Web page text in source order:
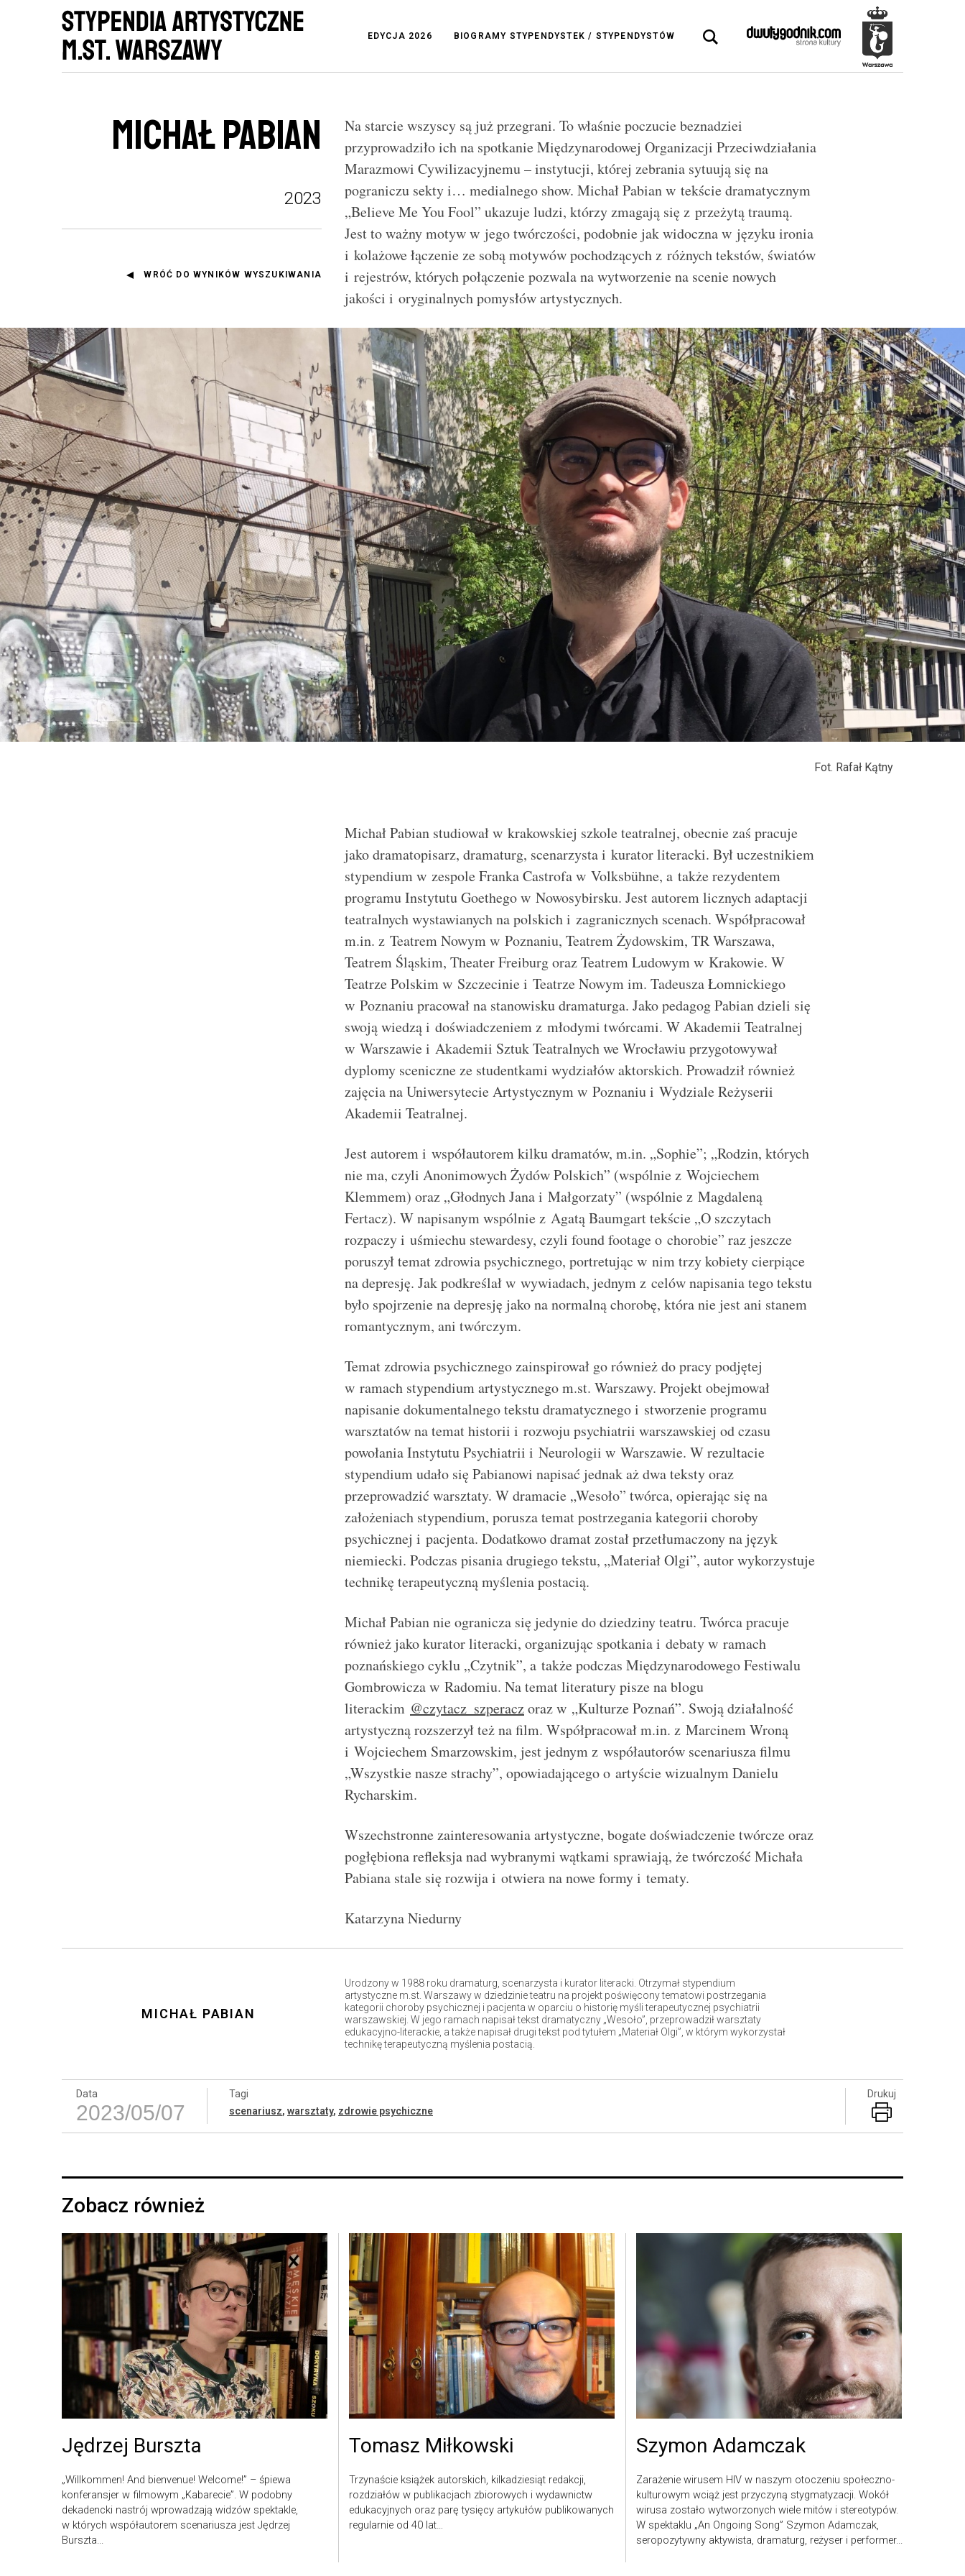
EDYCJA 2026 BIOGRAMY STYPENDYSTEK / STYPENDYSTÓW
MICHAŁ PABIAN
2023
WRÓĆ DO WYNIKÓW WYSZUKIWANIA
Na starcie wszyscy są już przegrani. To właśnie poczucie beznadziei
przyprowadziło ich na spotkanie Międzynarodowej Organizacji Przeciwdziałania
Marazmowi Cywilizacyjnemu – instytucji, której zebrania sytuują się na
pograniczu sekty i… medialnego show. Michał Pabian w tekście dramatycznym
„Believe Me You Fool” ukazuje ludzi, którzy zmagają się z przeżytą traumą.
Jest to ważny motyw w jego twórczości, podobnie jak widoczna w języku ironia
i kolażowe łączenie ze sobą motywów pochodzących z różnych tekstów, światów
i rejestrów, których połączenie pozwala na wytworzenie na scenie nowych
jakości i oryginalnych pomysłów artystycznych.
Fot. Rafał Kątny
Michał Pabian studiował w krakowskiej szkole teatralnej, obecnie zaś pracuje
jako dramatopisarz, dramaturg, scenarzysta i kurator literacki. Był uczestnikiem
stypendium w zespole Franka Castrofa w Volksbühne, a także rezydentem
programu Instytutu Goethego w Nowosybirsku. Jest autorem licznych adaptacji
teatralnych wystawianych na polskich i zagranicznych scenach. Współpracował
m.in. z Teatrem Nowym w Poznaniu, Teatrem Żydowskim, TR Warszawa,
Teatrem Śląskim, Theater Freiburg oraz Teatrem Ludowym w Krakowie. W
Teatrze Polskim w Szczecinie i Teatrze Nowym im. Tadeusza Łomnickiego
w Poznaniu pracował na stanowisku dramaturga. Jako pedagog Pabian dzieli się
swoją wiedzą i doświadczeniem z młodymi twórcami. W Akademii Teatralnej
w Warszawie i Akademii Sztuk Teatralnych we Wrocławiu przygotowywał
dyplomy sceniczne ze studentkami wydziałów aktorskich. Prowadził również
zajęcia na Uniwersytecie Artystycznym w Poznaniu i Wydziale Reżyserii
Akademii Teatralnej.
Jest autorem i współautorem kilku dramatów, m.in. „Sophie”; „Rodzin, których
nie ma, czyli Anonimowych Żydów Polskich” (wspólnie z Wojciechem
Klemmem) oraz „Głodnych Jana i Małgorzaty” (wspólnie z Magdaleną
Fertacz). W napisanym wspólnie z Agatą Baumgart tekście „O szczytach
rozpaczy i uśmiechu stewardesy, czyli found footage o chorobie” raz jeszcze
poruszył temat zdrowia psychicznego, portretując w nim trzy kobiety cierpiące
na depresję. Jak podkreślał w wywiadach, jednym z celów napisania tego tekstu
było spojrzenie na depresję jako na normalną chorobę, która nie jest ani stanem
romantycznym, ani twórczym.
Temat zdrowia psychicznego zainspirował go również do pracy podjętej
w ramach stypendium artystycznego m.st. Warszawy. Projekt obejmował
napisanie dokumentalnego tekstu dramatycznego i stworzenie programu
warsztatów na temat historii i rozwoju psychiatrii warszawskiej od czasu
powołania Instytutu Psychiatrii i Neurologii w Warszawie. W rezultacie
stypendium udało się Pabianowi napisać jednak aż dwa teksty oraz
przeprowadzić warsztaty. W dramacie „Wesoło” twórca, opierając się na
założeniach stypendium, porusza temat postrzegania kategorii choroby
psychicznej i pacjenta. Dodatkowo dramat został przetłumaczony na język
niemiecki. Podczas pisania drugiego tekstu, „Materiał Olgi”, autor wykorzystuje
technikę terapeutyczną myślenia postacią.
Michał Pabian nie ogranicza się jedynie do dziedziny teatru. Twórca pracuje
również jako kurator literacki, organizując spotkania i debaty w ramach
poznańskiego cyklu „Czytnik”, a także podczas Międzynarodowego Festiwalu
Gombrowicza w Radomiu. Na temat literatury pisze na blogu
literackim @czytacz_szperaczoraz w „Kulturze Poznań”. Swoją działalność
artystyczną rozszerzył też na film. Współpracował m.in. z Marcinem Wroną
i Wojciechem Smarzowskim, jest jednym z współautorów scenariusza filmu
„Wszystkie nasze strachy”, opowiadającego o artyście wizualnym Danielu
Rycharskim.
Wszechstronne zainteresowania artystyczne, bogate doświadczenie twórcze oraz
pogłębiona refleksja nad wybranymi wątkami sprawiają, że twórczość Michała
Pabiana stale się rozwija i otwiera na nowe formy i tematy.
Katarzyna Niedurny
MICHAŁ PABIAN
Urodzony w 1988 roku dramaturg, scenarzysta i kurator literacki. Otrzymał stypendium
artystyczne m.st. Warszawy w dziedzinie teatru na projekt poświęcony tematowi postrzegania
kategorii choroby psychicznej i pacjenta w oparciu o historię myśli terapeutycznej psychiatrii
warszawskiej. W jego ramach napisał tekst dramatyczny „Wesoło”, przeprowadził warsztaty
edukacyjno-literackie, a także napisał drugi tekst pod tytułem „Materiał Olgi”, w którym wykorzystał
technikę terapeutyczną myślenia postacią.
Drukuj
Data
2023/05/07
Tagi
scenariusz, warsztaty, zdrowie psychiczne
Zobacz również
Jędrzej Burszta
„Willkommen! And bienvenue! Welcome!” – śpiewa
konferansjer w filmowym „Kabarecie”. W podobny
dekadencki nastrój wprowadzają widzów spektakle,
w których współautorem scenariusza jest Jędrzej
Burszta...
Tomasz Miłkowski
Trzynaście książek autorskich, kilkadziesiąt redakcji,
rozdziałów w publikacjach zbiorowych i wydawnictw
edukacyjnych oraz parę tysięcy artykułów publikowanych
regularnie od 40 lat…
Szymon Adamczak
Zarażenie wirusem HIV w naszym otoczeniu społeczno-
kulturowym wciąż jest przyczyną stygmatyzacji. Wokół
wirusa zostało wytworzonych wiele mitów i stereotypów.
W spektaklu „An Ongoing Song” Szymon Adamczak,
seropozytywny aktywista, dramaturg, reżyser i performer...